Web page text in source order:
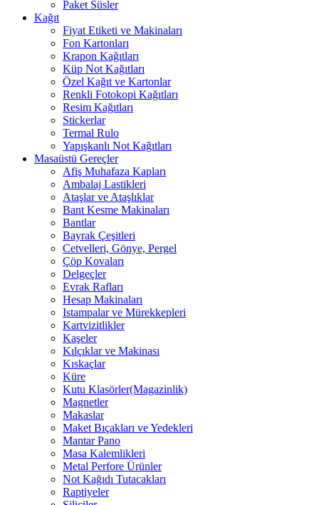
Paket Süsler
Kağıt
Fiyat Etiketi ve Makinaları
Fon Kartonları
Krapon Kağıtları
Küp Not Kağıtları
Özel Kağıt ve Kartonlar
Renkli Fotokopi Kağıtları
Resim Kağıtları
Stickerlar
Termal Rulo
Yapışkanlı Not Kağıtları
Masaüstü Gereçler
Afiş Muhafaza Kapları
Ambalaj Lastikleri
Ataşlar ve Ataşlıklar
Bant Kesme Makinaları
Bantlar
Bayrak Çeşitleri
Cetvelleri, Gönye, Pergel
Çöp Kovaları
Delgeçler
Evrak Rafları
Hesap Makinaları
Istampalar ve Mürekkepleri
Kartvizitlikler
Kaşeler
Kılçıklar ve Makinası
Kıskaçlar
Küre
Kutu Klasörler(Magazinlik)
Magnetler
Makaslar
Maket Bıçakları ve Yedekleri
Mantar Pano
Masa Kalemlikleri
Metal Perfore Ürünler
Not Kağıdı Tutacakları
Raptiyeler